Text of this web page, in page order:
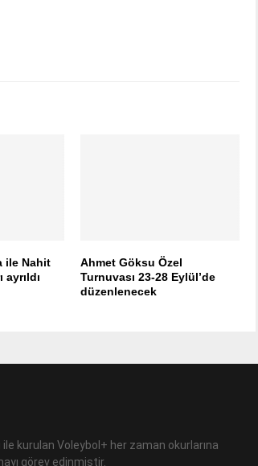
ile Nahit
Ahmet Göksu Özel
Turnuvası 23-28 Eylül’de
düzenlenecek
ile kurulan Voleybol+ her zaman okurlarına
görev edinmiştir.